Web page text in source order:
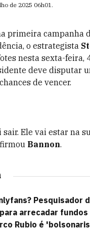
de 2025 06h01.
primeira campanha
o estrategista
nesta sexta-feira,
deve disputar
de vencer.
sair. Ele vai estar na
Bannon.
Pesquisador
arrecadar fundos
Rubio é